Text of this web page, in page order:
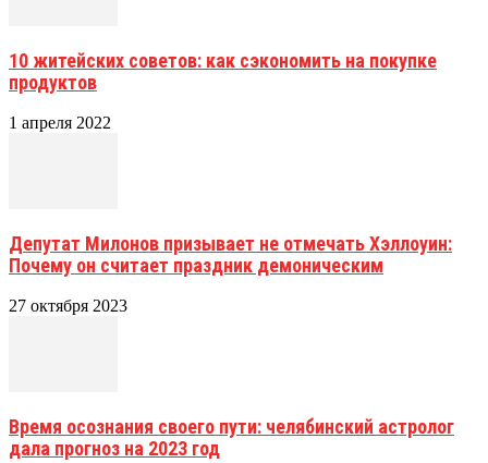
10 житейских советов: как сэкономить на покупке
продуктов
1 апреля 2022
Депутат Милонов призывает не отмечать Хэллоуин:
Почему он считает праздник демоническим
27 октября 2023
Время осознания своего пути: челябинский астролог
дала прогноз на 2023 год